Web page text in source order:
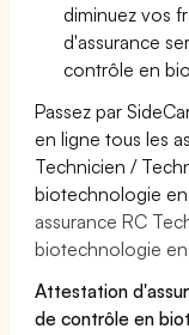
diminuez vos
d'assurance
contrôle en
Passez par
en ligne tous les
Technicien /
biotechnologie
assurance RC
biotechnologie
Attestation
de contrôle en